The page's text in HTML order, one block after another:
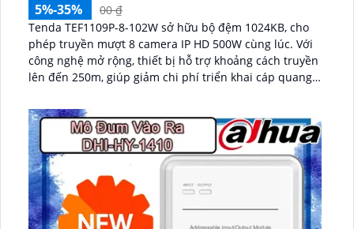
5%-35%
00 ₫
Tenda TEF1109P-8-102W sở hữu bộ đệm 1024KB, cho
phép truyền mượt 8 camera IP HD 500W cùng lúc. Với
công nghệ mở rộng, thiết bị hỗ trợ khoảng cách truyền
lên đến 250m, giúp giảm chi phí triển khai cáp quang